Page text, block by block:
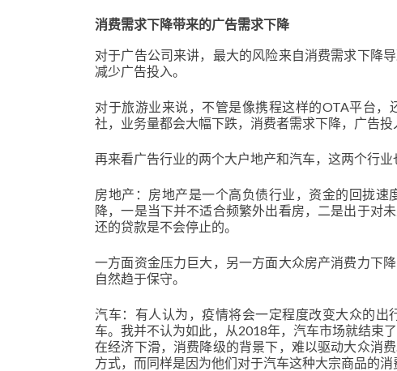
消费需求下降带来的广告需求下降
对于广告公司来讲，最大的风险来自消费需求下降
减少广告投入。
对于旅游业来说，不管是像携程这样的OTA平台
社，业务量都会大幅下跌，消费者需求下降，广告投
再来看广告行业的两个大户地产和汽车，这两个行业
房地产：房地产是一个高负债行业，资金的回拢
降，一是当下并不适合频繁外出看房，二是出于对
还的贷款是不会停止的。
一方面资金压力巨大，另一方面大众房产消费力下
自然趋于保守。
汽车：有人认为，疫情将会一定程度改变大众的
车。我并不认为如此，从2018年，汽车市场就结束
在经济下滑，消费降级的背景下，难以驱动大众消
方式，而同样是因为他们对于汽车这种大宗商品的消